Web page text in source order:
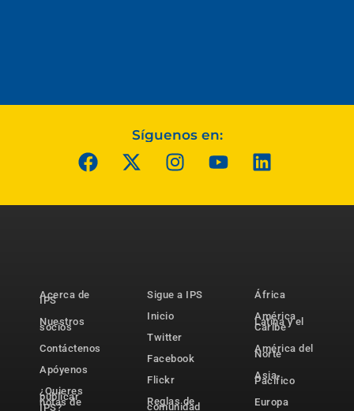
Síguenos en:
Acerca de
IPS
Nuestros
socios
Contáctenos
Apóyenos
¿Quieres
publicar
notas de
IPS?
Sigue a IPS
Inicio
Twitter
Facebook
Flickr
Reglas de
comunidad
África
América
Latina y el
Caribe
América del
Norte
Asia-
Pacífico
Europa